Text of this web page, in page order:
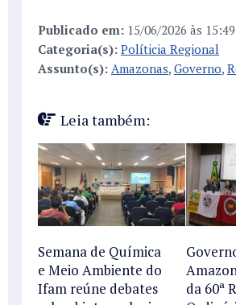
Publicado em: 15/06/2026 às 15:49
Categoria(s): Políticia Regional
Assunto(s): Amazonas, Governo,
Leia também:
Semana de Química
e Meio Ambiente do
Ifam reúne debates
da 60ª